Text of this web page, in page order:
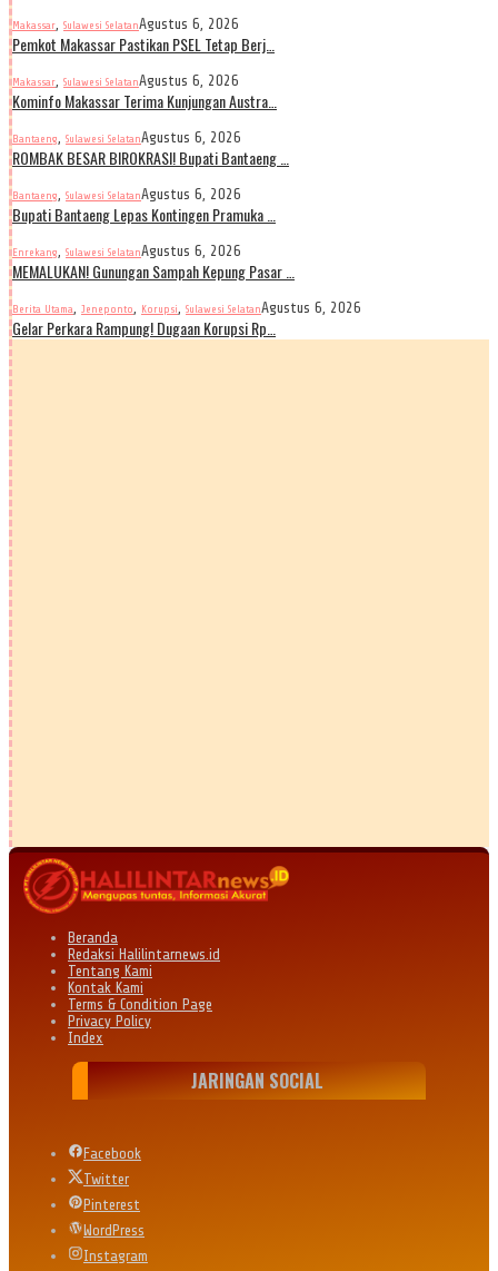
Makassar Sulawesi SelatanAgustus 6, 2026
Pemkot Makassar Pastikan PSEL Tetap Berj…
Makassar Sulawesi SelatanAgustus 6, 2026
Kominfo Makassar Terima Kunjungan Austra…
Bantaeng Sulawesi SelatanAgustus 6, 2026
ROMBAK BESAR BIROKRASI! Bupati Bantaeng …
Bantaeng Sulawesi SelatanAgustus 6, 2026
Bupati Bantaeng Lepas Kontingen Pramuka …
Enrekang Sulawesi SelatanAgustus 6, 2026
MEMALUKAN! Gunungan Sampah Kepung Pasar …
Berita Utama Jeneponto Korupsi Sulawesi SelatanAgustus 6, 2026
Gelar Perkara Rampung! Dugaan Korupsi Rp…
Beranda
Redaksi Halilintarnews.id
Tentang Kami
Kontak Kami
Terms & Condition Page
Privacy Policy
Index
JARINGAN SOCIAL
Facebook
Twitter
Pinterest
WordPress
Instagram